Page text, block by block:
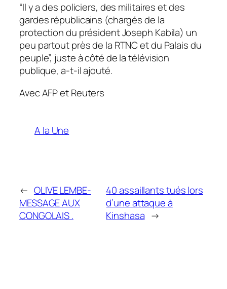
“Il y a des policiers, des militaires et des
gardes républicains (chargés de la
protection du président Joseph Kabila) un
peu partout près de la RTNC et du Palais du
peuple”, juste à côté de la télévision
publique, a-t-il ajouté.
Avec AFP et Reuters
A la Une
← OLIVE LEMBE-
MESSAGE AUX
CONGOLAIS .
40 assaillants tués lors
d’une attaque à
Kinshasa →